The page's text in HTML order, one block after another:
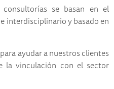
se basan en el
interdisciplinario y basado en
ayudar a nuestros clientes
la vinculación con el sector